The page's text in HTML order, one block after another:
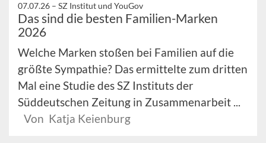
07.07.26 – SZ Institut und YouGov
Das sind die besten Familien-Marken
2026
Welche Marken stoßen bei Familien auf die
größte Sympathie? Das ermittelte zum dritten
Mal eine Studie des SZ Instituts der
Süddeutschen Zeitung in Zusammenarbeit ...
Von Katja Keienburg